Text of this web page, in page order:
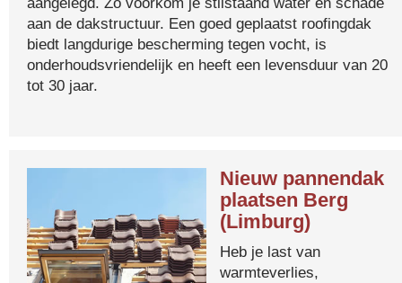
aan de dakstructuur. Een goed geplaatst roofingdak
biedt langdurige bescherming tegen vocht, is
onderhoudsvriendelijk en heeft een levensduur van 20
tot 30 jaar.
Nieuw pannendak
plaatsen Berg
(Limburg)
Heb je last van
warmteverlies,